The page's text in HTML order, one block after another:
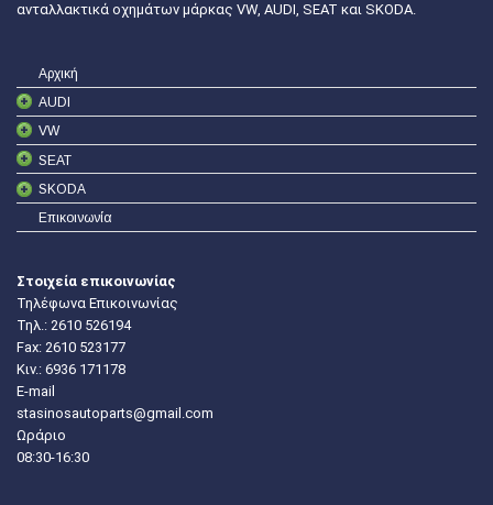
ανταλλακτικά οχημάτων μάρκας VW, AUDI, SEAT και SKODA.
Αρχική
AUDI
VW
SEAT
SKODA
Επικοινωνία
Στοιχεία επικοινωνίας
Τηλέφωνα Επικοινωνίας
Τηλ.: 2610 526194
Fax: 2610 523177
Κιν.: 6936 171178
E-mail
stasinosautoparts@gmail.com
Ωράριο
08:30-16:30